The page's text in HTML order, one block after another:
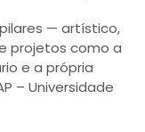
— artístico,
projetos como a
e a própria
– Universidade